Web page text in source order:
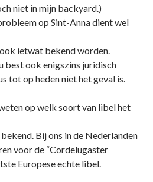
niet in mijn backyard.)
op Sint-Anna dient wel
ietwat bekend worden.
best ook enigszins juridisch
tot op heden niet het geval is.
op welk soort van libel het
Bij ons in de Nederlanden
voor de “Cordelugaster
Europese echte libel.